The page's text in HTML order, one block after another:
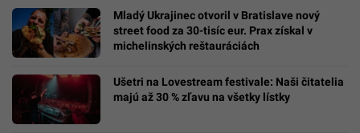
Mladý Ukrajinec otvoril v Bratislave nový
street food za 30-tisíc eur. Prax získal v
michelinských reštauráciách
Ušetri na Lovestream festivale: Naši čitatelia
majú až 30 % zľavu na všetky lístky